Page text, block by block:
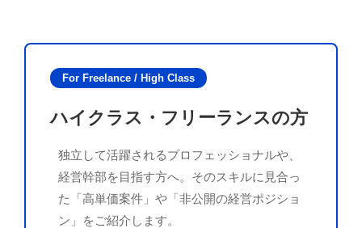
For Freelance / High Class
ハイクラス・フリーランスの方
独立して活躍されるプロフェッショナルや、
経営幹部を目指す方へ。そのスキルに見合っ
た「高単価案件」や「非公開の経営ポジショ
ン」をご紹介します。